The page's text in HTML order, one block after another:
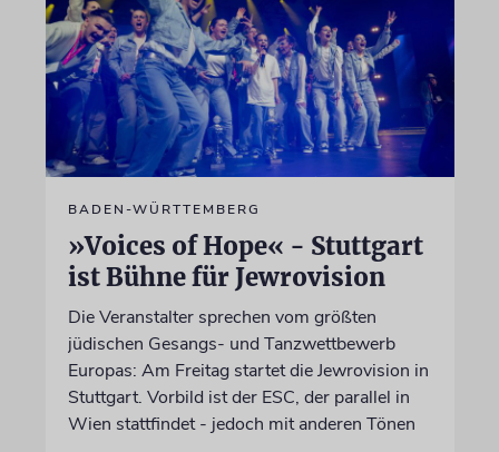
BADEN-WÜRTTEMBERG
»Voices of Hope« - Stuttgart
ist Bühne für Jewrovision
Die Veranstalter sprechen vom größten
jüdischen Gesangs- und Tanzwettbewerb
Europas: Am Freitag startet die Jewrovision in
Stuttgart. Vorbild ist der ESC, der parallel in
Wien stattfindet - jedoch mit anderen Tönen